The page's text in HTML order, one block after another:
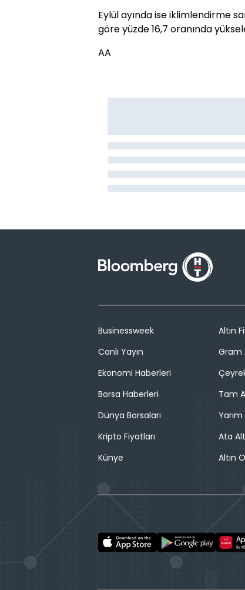
Eylül ayında ise iklimlendirme
göre yüzde 16,7 oranında
AA
Businessweek
Canlı Yayın
Ekonomi Haberleri
Borsa Haberleri
Dünya Borsaları
Kripto Fiyatları
Künye
Altın
Gram
Tam
Yarım
Ata
Altın